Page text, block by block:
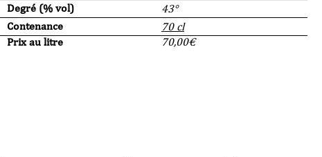
Degré (% vol)
43°
Contenance
70 cl
Prix au litre
70,00€